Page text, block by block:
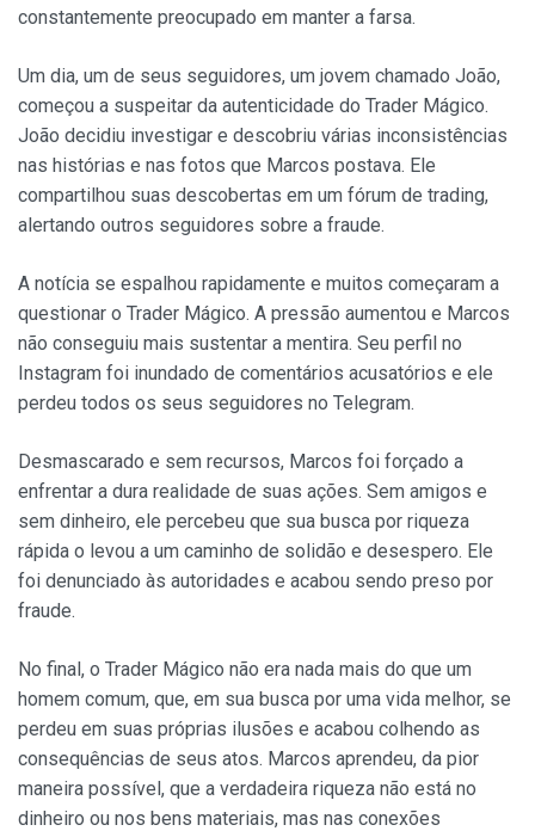
constantemente preocupado em manter a farsa.
Um dia, um de seus seguidores, um jovem chamado João,
começou a suspeitar da autenticidade do Trader Mágico.
João decidiu investigar e descobriu várias inconsistências
nas histórias e nas fotos que Marcos postava. Ele
compartilhou suas descobertas em um fórum de trading,
alertando outros seguidores sobre a fraude.
A notícia se espalhou rapidamente e muitos começaram a
questionar o Trader Mágico. A pressão aumentou e Marcos
não conseguiu mais sustentar a mentira. Seu perfil no
Instagram foi inundado de comentários acusatórios e ele
perdeu todos os seus seguidores no Telegram.
Desmascarado e sem recursos, Marcos foi forçado a
enfrentar a dura realidade de suas ações. Sem amigos e
sem dinheiro, ele percebeu que sua busca por riqueza
rápida o levou a um caminho de solidão e desespero. Ele
foi denunciado às autoridades e acabou sendo preso por
fraude.
No final, o Trader Mágico não era nada mais do que um
homem comum, que, em sua busca por uma vida melhor, se
perdeu em suas próprias ilusões e acabou colhendo as
consequências de seus atos. Marcos aprendeu, da pior
maneira possível, que a verdadeira riqueza não está no
dinheiro ou nos bens materiais, mas nas conexões